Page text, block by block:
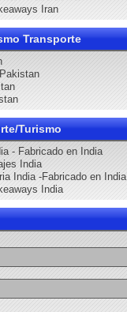
Iran
Transporte
Turismo
- Fabricado en India
India
India -Fabricado en India
India